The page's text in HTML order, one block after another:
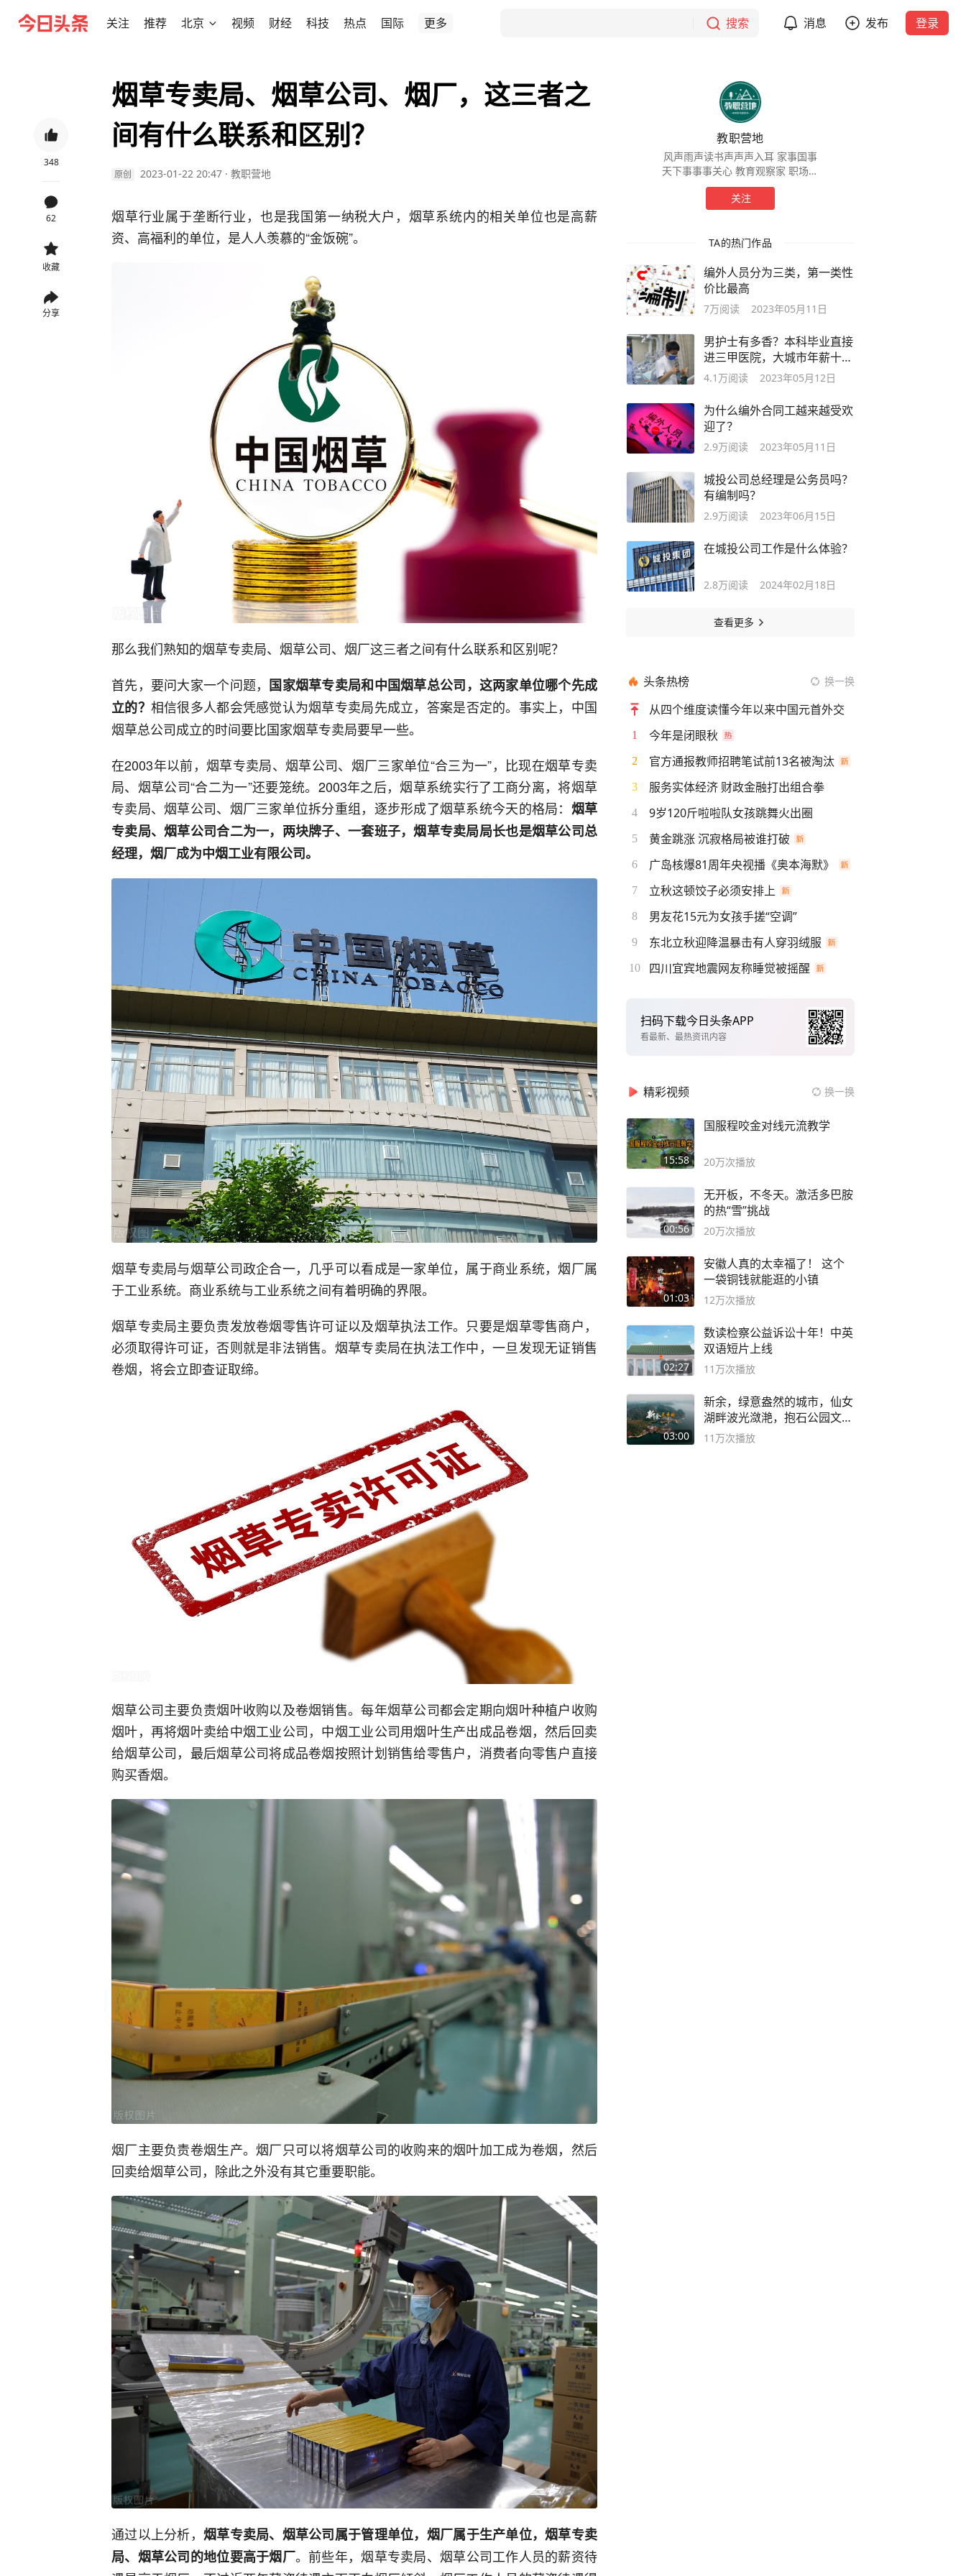
关注 推荐 北京 视频 财经 科技 热点 国际 更多 搜索 消息 发布 登录
348
62
收藏
分享
烟草专卖局、烟草公司、烟厂，这三者之
间有什么联系和区别？
原创 2023-01-22 20:47 · 教职营地
烟草行业属于垄断行业，也是我国第一纳税大户，烟草系统内的相关单位也是高薪
资、高福利的单位，是人人羡慕的“金饭碗”。
那么我们熟知的烟草专卖局、烟草公司、烟厂这三者之间有什么联系和区别呢？
首先，要问大家一个问题， 国家烟草专卖局和中国烟草总公司，这两家单位哪个先成
立的？ 相信很多人都会凭感觉认为烟草专卖局先成立，答案是否定的。事实上，中国
烟草总公司成立的时间要比国家烟草专卖局要早一些。
在2003年以前，烟草专卖局、烟草公司、烟厂三家单位“合三为一”，比现在烟草专卖
局、烟草公司“合二为一”还要笼统。2003年之后，烟草系统实行了工商分离，将烟草
专卖局、烟草公司、烟厂三家单位拆分重组，逐步形成了烟草系统今天的格局： 烟草
专卖局、烟草公司合二为一，两块牌子、一套班子，烟草专卖局局长也是烟草公司总
经理，烟厂成为中烟工业有限公司。
烟草专卖局与烟草公司政企合一，几乎可以看成是一家单位，属于商业系统，烟厂属
于工业系统。商业系统与工业系统之间有着明确的界限。
烟草专卖局主要负责发放卷烟零售许可证以及烟草执法工作。只要是烟草零售商户，
必须取得许可证，否则就是非法销售。烟草专卖局在执法工作中，一旦发现无证销售
卷烟，将会立即查证取缔。
烟草公司主要负责烟叶收购以及卷烟销售。每年烟草公司都会定期向烟叶种植户收购
烟叶，再将烟叶卖给中烟工业公司，中烟工业公司用烟叶生产出成品卷烟，然后回卖
给烟草公司，最后烟草公司将成品卷烟按照计划销售给零售户，消费者向零售户直接
购买香烟。
烟厂主要负责卷烟生产。烟厂只可以将烟草公司的收购来的烟叶加工成为卷烟，然后
回卖给烟草公司，除此之外没有其它重要职能。
通过以上分析， 烟草专卖局、烟草公司属于管理单位，烟厂属于生产单位，烟草专卖
局、烟草公司的地位要高于烟厂。前些年，烟草专卖局、烟草公司工作人员的薪资待
教职营地
风声雨声读书声声声入耳 家事国事
天下事事事关心 教育观察家 职场行
路人
关注
TA的热门作品
编外人员分为三类，第一类性
价比最高
7万阅读 2023年05月11日
男护士有多香？本科毕业直接
进三甲医院，大城市年薪十几
万起
4.1万阅读 2023年05月12日
为什么编外合同工越来越受欢
迎了？
2.9万阅读 2023年05月11日
城投公司总经理是公务员吗？
有编制吗？
2.9万阅读 2023年06月15日
在城投公司工作是什么体验？
2.8万阅读 2024年02月18日
查看更多
头条热榜 换一换
从四个维度读懂今年以来中国元首外交
1 今年是闭眼秋
2 官方通报教师招聘笔试前13名被淘汰
3 服务实体经济 财政金融打出组合拳
4 9岁120斤啦啦队女孩跳舞火出圈
5 黄金跳涨 沉寂格局被谁打破
6 广岛核爆81周年央视播《奥本海默》
7 立秋这顿饺子必须安排上
8 男友花15元为女孩手搓“空调”
9 东北立秋迎降温暴击有人穿羽绒服
10 四川宜宾地震网友称睡觉被摇醒
扫码下载今日头条APP
看最新、最热资讯内容
精彩视频 换一换
15:58
国服程咬金对线元流教学
20万次播放
00:56
无开板，不冬天。激活多巴胺
的热“雪”挑战
20万次播放
01:03
安徽人真的太幸福了！ 这个
一袋铜钱就能逛的小镇
12万次播放
02:27
数读检察公益诉讼十年！中英
双语短片上线
11万次播放
03:00
新余，绿意盎然的城市，仙女
湖畔波光潋滟，抱石公园文化
深邃……
11万次播放